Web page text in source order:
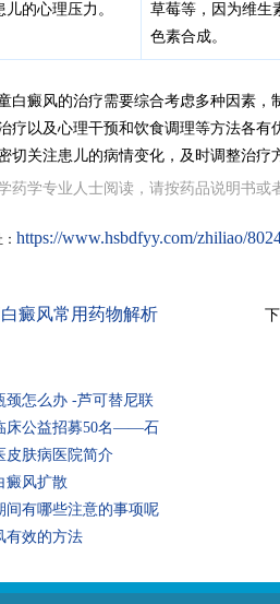
的心理压力。
草莓等，因为维生
色素合成。
白癜风的治疗需要综合考虑多种因素
疗以及心理干预和饮食调理等方法各有
切关注患儿的病情变化，及时调整治疗
药学专业人士阅读，请按药品说明书或
https://www.hsbdfyy.com/zhiliao/
癜风常用药物解析
颈怎么办 -芦可替尼联
床公益招募50名——石
皮肤病医院简介
癜风扩散
间有哪些注意的事项呢
有效的方法